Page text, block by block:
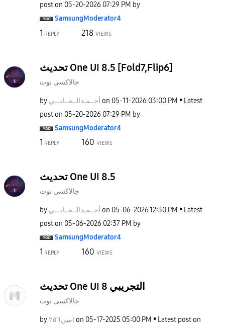
post on ‎05-20-2026 07:29 PM by
SamsungModerator4
1 REPLY 218 VIEWS
تحديث One UI 8.5 [Fold7,Flip6]
جالاكسى نوت
by أحــمـدالــعــانـــي on ‎05-11-2026 03:00 PM
Latest
post on ‎05-20-2026 07:29 PM by
SamsungModerator4
1 REPLY 160 VIEWS
تحديث One UI 8.5
جالاكسى نوت
by أحــمـدالــعــانـــي on ‎05-06-202612:30 PM
Latest
post on ‎05-06-2026 02:37 PM by
SamsungModerator4
1 REPLY 160 VIEWS
تحديث One UI 8 التجريبي
جالاكسى نوت
by امين٢٥٦ on ‎05-17-2025 05:00 PM
Latest post on